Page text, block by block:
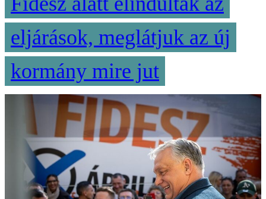
eljárások, meglátjuk az új
kormány mire jut